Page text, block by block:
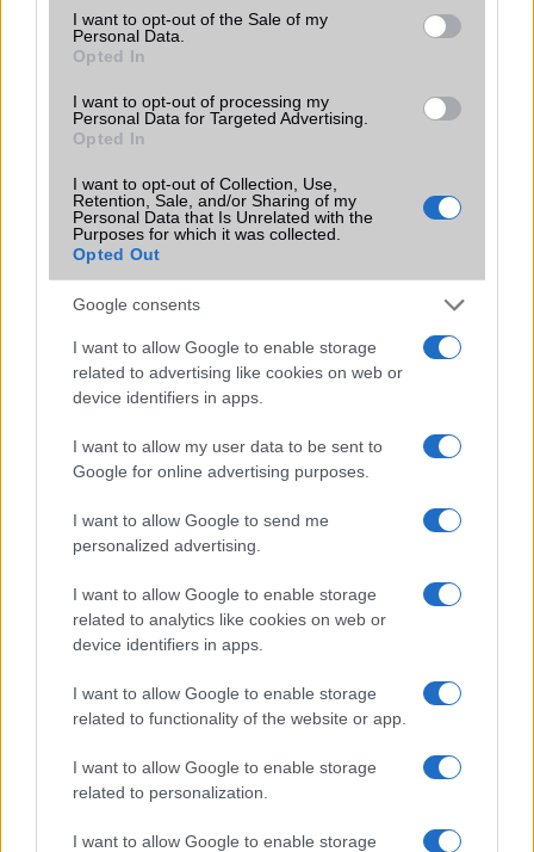
consent section.
I want to opt-out of the Sale of my
Personal Data.
Opted In
I want to opt-out of processing my
Personal Data for Targeted Advertising.
Opted In
I want to opt-out of Collection, Use,
Retention, Sale, and/or Sharing of my
Personal Data that Is Unrelated with the
Purposes for which it was collected.
Opted Out
Google consents
I want to allow Google to enable storage
related to advertising like cookies on web or
device identifiers in apps.
I want to allow my user data to be sent to
Google for online advertising purposes.
I want to allow Google to send me
personalized advertising.
I want to allow Google to enable storage
related to analytics like cookies on web or
device identifiers in apps.
I want to allow Google to enable storage
related to functionality of the website or app.
I want to allow Google to enable storage
related to personalization.
I want to allow Google to enable storage
SIM-ek száma
Terület
Funkciók Mohs level 5
Brand
Pro+ - a professzionális
változatnál jobb valamiben
Védelem
Limited Edition Nincs
SAR
Új és Használt GSM kiemelt ajánlatok